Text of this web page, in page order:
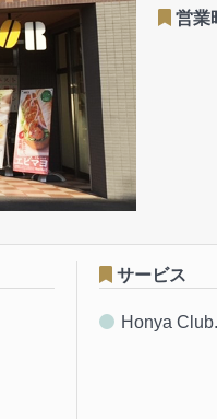
営業
サービス
Honya